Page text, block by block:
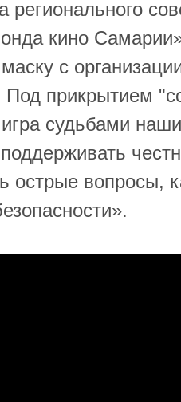
регионального
кино
с
Под прикрытием
игра судьбами
острые вопросы,